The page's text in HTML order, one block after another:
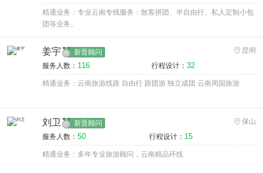
精通业务：专业云南专线服务：散客拼团、半自由行、私人定制小包
团等业务。
姜宇 新晋顾问
昆明
服务人数： 116 行程设计： 32
精通业务：云南旅游线路 自由行 跟团游 独立成团 云南周国旅游
刘卫 新晋顾问
保山
服务人数： 50 行程设计： 15
精通业务：多年专业旅游顾问，云南精品环线